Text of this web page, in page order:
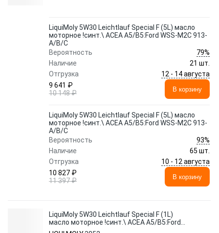
LiquiMoly 5W30 Leichtlauf Special F (5L) масло
моторное !синт.\ ACEA A5/B5:Ford WSS-M2C 913-
A/B/C
Вероятность
79%
Наличие
21 шт.
Отгрузка
12 - 14 августа
9 641 ₽
10 148 ₽
В корзину
LiquiMoly 5W30 Leichtlauf Special F (5L) масло
моторное !синт.\ ACEA A5/B5:Ford WSS-M2C 913-
A/B/C
Вероятность
93%
Наличие
65 шт.
Отгрузка
10 - 12 августа
10 827 ₽
11 397 ₽
В корзину
LiquiMoly 5W30 Leichtlauf Special F (1L)
масло моторное !синт.\ ACEA A5/B5:Ford
WSS-M2C 913-A/B/C